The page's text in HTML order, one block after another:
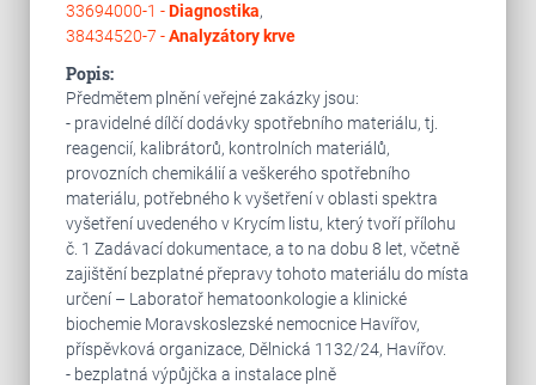
33694000-1 -Diagnostika,
38434520-7 -Analyzátory krve
Popis:
Předmětem plnění veřejné zakázky jsou:
- pravidelné dílčí dodávky spotřebního materiálu, tj.
reagencií, kalibrátorů, kontrolních materiálů,
provozních chemikálií a veškerého spotřebního
materiálu, potřebného k vyšetření v oblasti spektra
vyšetření uvedeného v Krycím listu, který tvoří přílohu
č. 1 Zadávací dokumentace, a to na dobu 8 let, včetně
zajištění bezplatné přepravy tohoto materiálu do místa
určení – Laboratoř hematoonkologie a klinické
biochemie Moravskoslezské nemocnice Havířov,
příspěvková organizace, Dělnická 1132/24, Havířov.
- bezplatná výpůjčka a instalace plně